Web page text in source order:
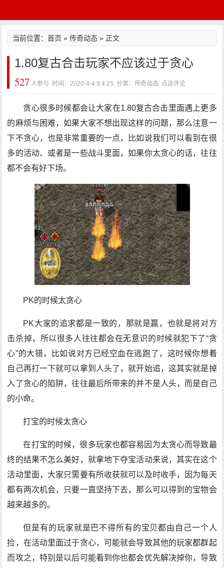
当前位置：首页 »传奇动态 » 正文
1.80复古合击玩家不应该过于贪心
527 人参与 时间：2020-4-4 9:4:25 分类：传奇动态 点这评论
贪心很多时候都会让大家在1.80复古合击里面遇上更多
的麻烦与困难，如果大家不想出现这样的问题，那么注意一
下不贪心，也是非常重要的一点，比如说我们可以看到在很
多的活动、或者是一些战斗里面，如果你太贪心的话，往往
都不会有好下场。
PK的时候太贪心
PK大家的追求都是一致的，那就是赢，也就是将对方
击杀掉，所以很多人往往都会在无意识的时候就犯下了“贪
心”的大错，比如说对方已经空血在逃跑了，这时候你想着
自己再打一下就可以拿到人头了，就开始追，这其实就是掉
入了贪心的陷阱，往往最后所带来的并不是人头，而是自己
的小命。
打宝的时候太贪心
在打宝的时候，很多玩家也都容易因为太贪心而导致最
终的结果不怎么美好，就拿地下夺宝活动来说，其实在这个
活动里面，大家只需要有所收获就可以及时收手，因为每天
都有两次机会，只要一直坚持下去，那么可以得到的宝物会
越来越多的。
但是有的玩家就是巴不得所有的宝贝都由自己一个人
捡，在活动里面过于贪心，可能就会导致其他的玩家都群起
而攻之，特别是以后可能看到你也都会优先解决掉你，导致